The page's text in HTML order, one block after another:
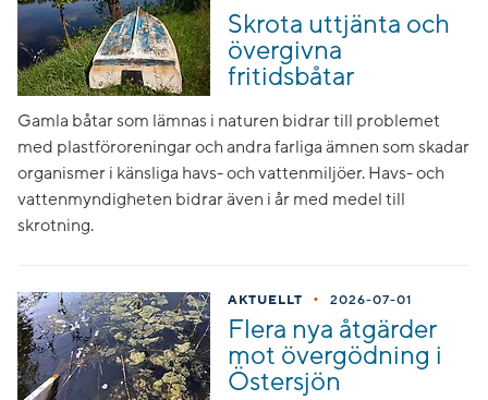
Skrota uttjänta och
övergivna
fritidsbåtar
Gamla båtar som lämnas i naturen bidrar till problemet
med plastföroreningar och andra farliga ämnen som skadar
organismer i känsliga havs- och vattenmiljöer. Havs- och
vattenmyndigheten bidrar även i år med medel till
skrotning.
AKTUELLT • 2026-07-01
Flera nya åtgärder
mot övergödning i
Östersjön